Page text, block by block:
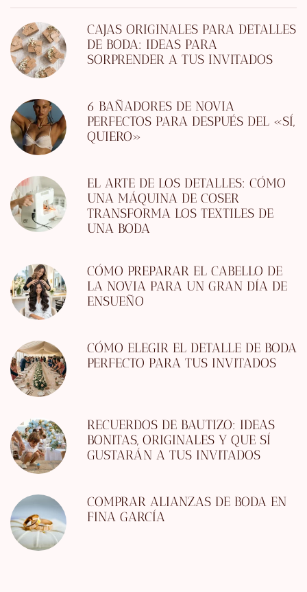
CAJAS ORIGINALES PARA DETALLES
DE BODA: IDEAS PARA
SORPRENDER A TUS INVITADOS
6 BAÑADORES DE NOVIA
PERFECTOS PARA DESPUÉS DEL «SÍ,
QUIERO»
EL ARTE DE LOS DETALLES: CÓMO
UNA MÁQUINA DE COSER
TRANSFORMA LOS TEXTILES DE
UNA BODA
CÓMO PREPARAR EL CABELLO DE
LA NOVIA PARA UN GRAN DÍA DE
ENSUEÑO
CÓMO ELEGIR EL DETALLE DE BODA
PERFECTO PARA TUS INVITADOS
RECUERDOS DE BAUTIZO: IDEAS
BONITAS, ORIGINALES Y QUE SÍ
GUSTARÁN A TUS INVITADOS
COMPRAR ALIANZAS DE BODA EN
FINA GARCÍA